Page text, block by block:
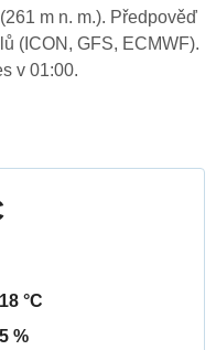
m n. m.). Předpověď
(ICON, GFS, ECMWF).
v 01:00.
18 °C
%